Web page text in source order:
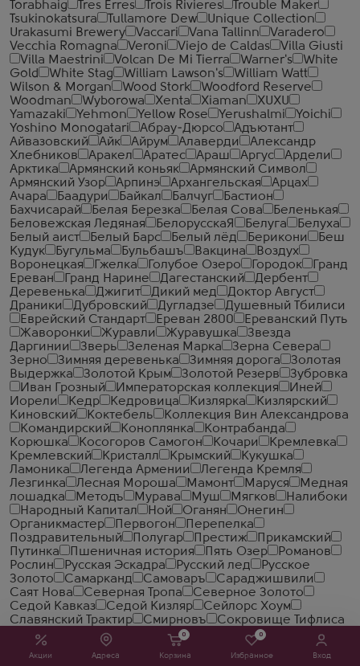
Акции Адреса
0
Корзина
0
Избранное Вход
Torabhaig
Tres Erres Trois Rivieres
Trouble Maker
Tsukinokatsura
Tullamore Dew
Unique Collection
Urakasumi Brewery
Vaccari Vana Tallinn
Varadero
Vecchia Romagna
Veroni Viejo de Caldas
Villa Giusti
Villa Maestrini
Volcan De Mi Tierra Warner's
White
Gold
White Stag William Lawson's
William Watt
Wilson & Morgan
Wood Stork
Woodford Reserve
Woodman
Wyborowa Xenta Xiaman
XUXU
Yamazaki
Yehmon Yellow Rose Yerushalmi
Yoichi
Yoshino Monogatari
Абрау-Дюрсо
Адъютант
Айвазовский
Айк Айрум Алаверди
Александр
Хлебников
Аракел Аратес Араш Аргус
Ардели
Арктика
Армянский коньяк
Армянский Символ
Армянский Узор
Арпинэ Архангельская
Арцах
Ачара
Баадури Байкал Балчуг
Бастион
Бахчисарай
Белая Березка Белая Сова
Беленькая
Беловежская Ледяная
БелорусскаЯ Белуга
Белуха
Белый аист
Белый Барс Белый лёд Берикони
Беш
Кудук
Бугульма Бульбашъ Вакцина
Воздух
Воронецкая
Гжелка Голубое Озеро Городок
Гранд
Ереван
Гранд Нарине Дагестанский
Дербент
Деревенька
Джигит Дикий мед
Доктор Август
Драники
Дубровский Дугладзе
Душевный Тбилиси
Еврейский Стандарт
Ереван 2800
Ереванский Путь
Жаворонки
Журавли Журавушка
Звезда
Даргинии
Зверь Зеленая Марка
Зерна Севера
Зерно
Зимняя деревенька Зимняя дорога
Золотая
Выдержка
Золотой Крым Золотой Резерв
Зубровка
Иван Грозный
Императорская коллекция
Иней
Иорели
Кедр Кедровица Кизлярка
Кизлярский
Киновский
Коктебель
Коллекция Вин Александрова
Командирский
Коноплянка
Контрабанда
Корюшка
Косогоров Самогон Кочари
Кремлевка
Кремлевский
Кристалл Крымский
Кукушка
Ламоника
Легенда Армении
Легенда Кремля
Лезгинка
Лесная Мороша Мамонт Маруся
Медная
лошадка
Методъ Мурава Муш Мягков
Налибоки
Народный Капитал
Ной Оганян
Онегин
Органикмастер
Первогон
Перепелка
Поздравительный
Полугар Престиж
Прикамский
Путинка
Пшеничная история Пять Озер
Романов
Рослин
Русская Эскадра Русский лед
Русское
Золото
Самарканд Самоваръ
Сараджишвили
Саят Нова
Северная Тропа
Северное Золото
Седой Кавказ
Седой Кизляр
Сейлорс Хоум
Славянский Трактир
Смирновъ
Сокровище Тифлиса
Солодовая Ярмарка
Солодовня Спельта
Старая
Москва
Старейшина Старка
Старый Кахети
Старый Кенигсберг
Столичная Стопарик Стужа